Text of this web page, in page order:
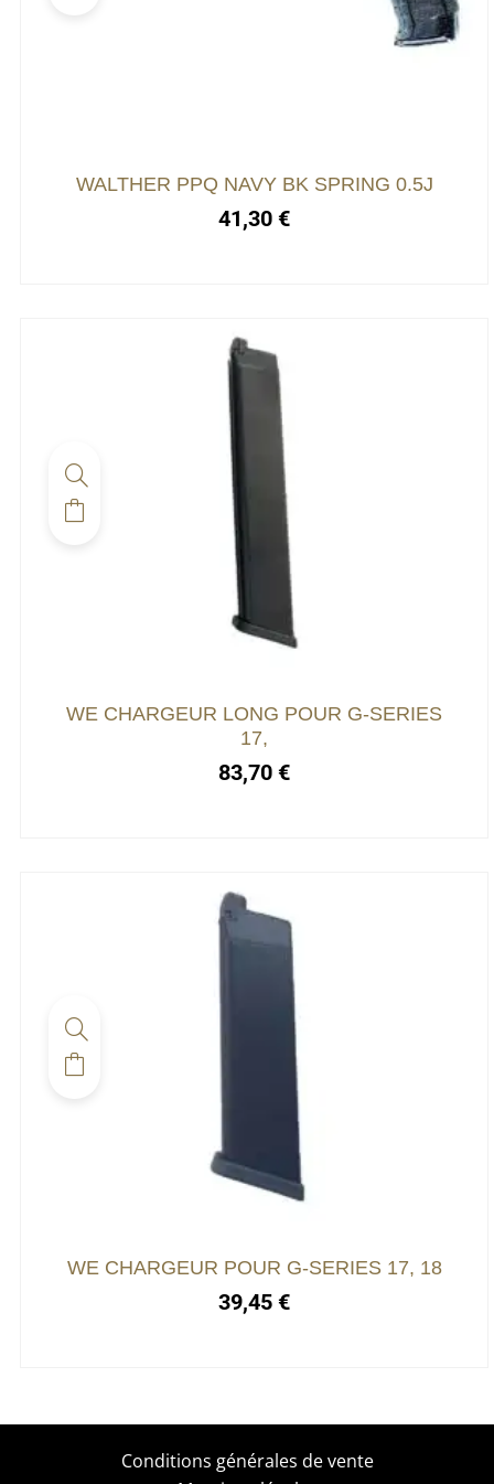
WALTHER PPQ NAVY BK SPRING 0.5J
41,30 €
WE CHARGEUR LONG POUR G-SERIES
17,
83,70 €
WE CHARGEUR POUR G-SERIES 17, 18
39,45 €
Conditions générales de vente